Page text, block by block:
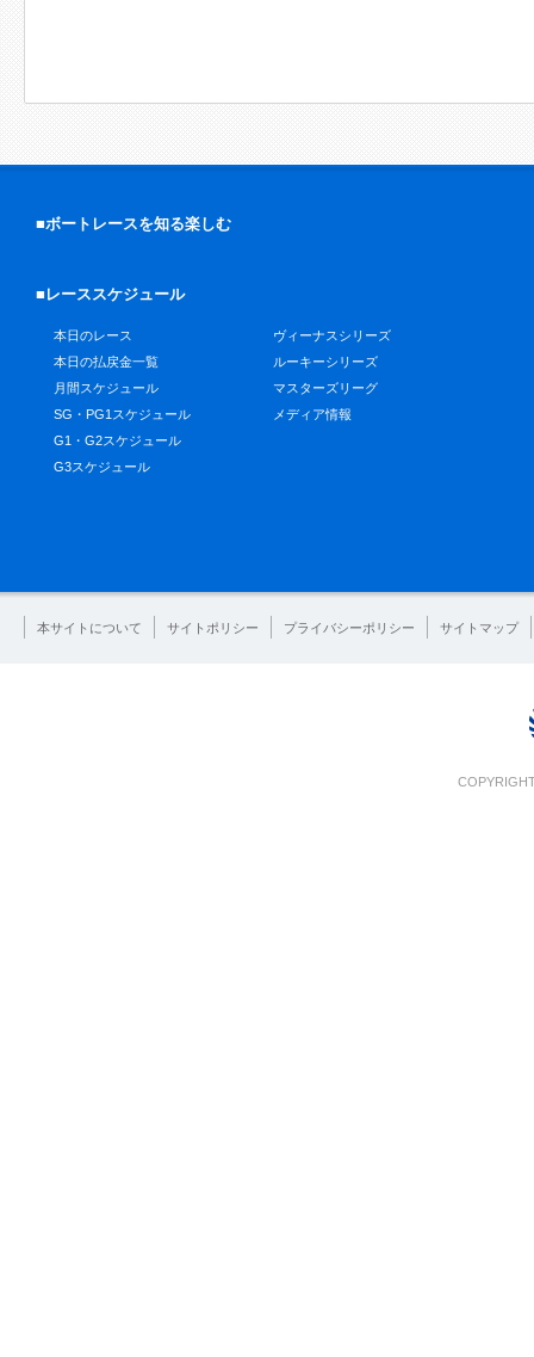
■ボートレースを知る楽しむ
■レーススケジュール
本日のレース
本日の払戻金一覧
月間スケジュール
SG・PG1スケジュール
G1・G2スケジュール
G3スケジュール
ヴィーナスシリーズ
ルーキーシリーズ
マスターズリーグ
メディア情報
本サイトについて サイトポリシー プライバシーポリシー サイトマップ